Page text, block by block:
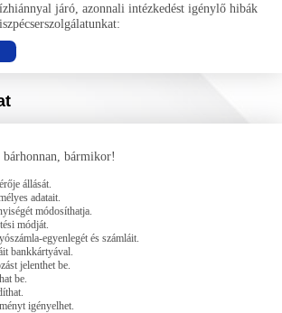
járó, azonnali intézkedést igénylő hibák
bármikor!
állását.
adatait.
módosíthatja.
módját.
egyenlegét és számláit.
bankkártyával.
jelenthet be.
be.
igényelhet.